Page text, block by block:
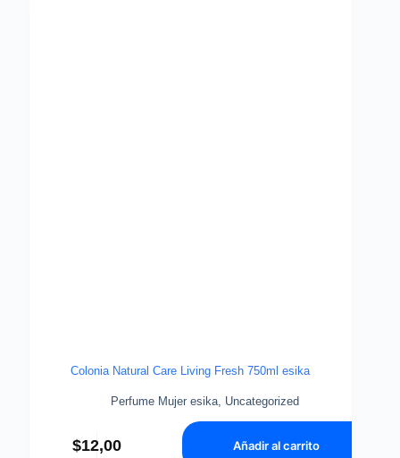
Colonia Natural Care Living Fresh 750ml esika
Perfume Mujer esika Uncategorized
$12,00 Añadir al carrito